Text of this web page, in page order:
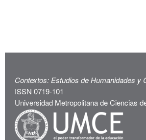
Contextos: Estudios de Humanidades y
ISSN 0719-101
Universidad Metropolitana de Ciencias